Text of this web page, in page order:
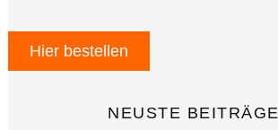
Hier bestellen
NEUSTE BEITRÄGE